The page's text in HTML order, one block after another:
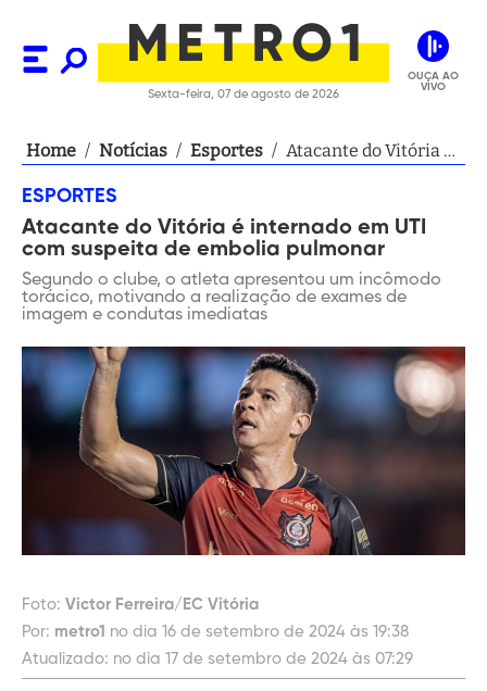
Sexta-feira, 07 de agosto de 2026
OUÇA AO
VIVO
Home / Notícias / Esportes / Atacante do Vitória é
embolia pulmonar
ESPORTES
Atacante do Vitória é internado em UTI
com suspeita de embolia pulmonar
Segundo o clube, o atleta apresentou um incômodo
torácico, motivando a realização de exames de
imagem e condutas imediatas
Foto: Victor Ferreira/EC Vitória
Por: metro1 no dia 16 de setembro de 2024 às 19:38
Atualizado: no dia 17 de setembro de 2024 às 07:29